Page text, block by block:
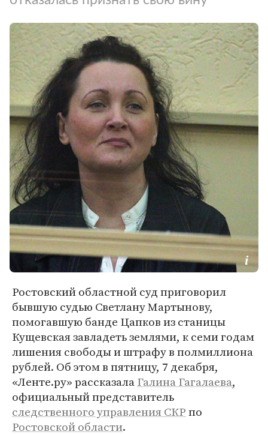
Ростовский областной суд приговорил
бывшую судью Светлану Мартынову,
помогавшую банде Цапков из станицы
Кущевская завладеть землями, к семи годам
лишения свободы и штрафу в полмиллиона
рублей. Об этом в пятницу, 7 декабря,
«Ленте.ру» рассказалаГалина Гагалаева,
официальный представитель
следственного управления СКРпо
Ростовской области.